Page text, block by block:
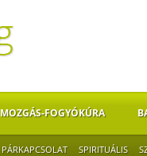
MOZGÁS-FOGYÓKÚRA
PÁRKAPCSOLAT SPIRITUÁLIS